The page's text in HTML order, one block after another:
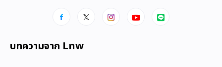
บทความจาก Lnw